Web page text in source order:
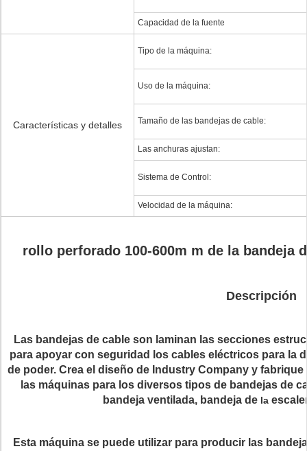
Capacidad de la fuente
Características y detalles
Tipo de la máquina:
Uso de la máquina:
Tamaño de las bandejas de cable:
Las anchuras ajustan:
Sistema de Control:
Velocidad de la máquina:
rollo perforado 100-600m m de la bandeja
Descripción
Las bandejas de cable son laminan las secciones
para apoyar con seguridad los cables eléctricos para la
de poder. Crea el diseño de Industry Company y
las máquinas para los diversos tipos de bandejas de
bandeja ventilada, bandeja dela
Esta máquina se puede utilizar para producir las